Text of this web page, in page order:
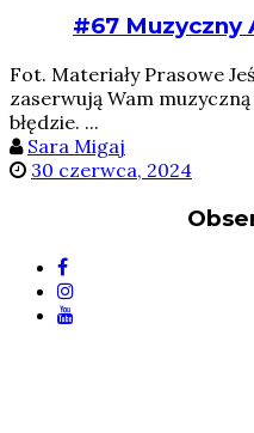
#67 Muzyczny
Fot. Materiały Prasowe
zaserwują Wam
błędzie. ...
Sara Migaj
30 czerwca, 2024